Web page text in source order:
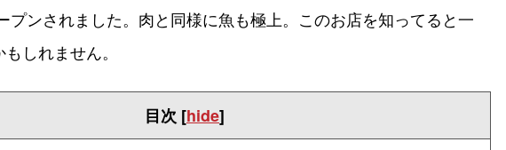
プンされました。肉と同様に魚も極上。このお店を知ってると一
しれません。
目次 [hide]